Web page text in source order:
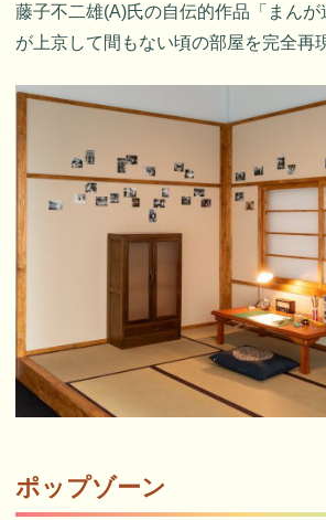
藤子不二雄(A)氏の自伝的作品「まん
が上京して間もない頃の部屋を完全再
ポップゾーン